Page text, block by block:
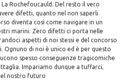
Rochefoucauld. Del resto il vero
difetti, quanto nel non saperli
diventa così come navigare in un
marini. Zero difetti ci porta nelle
aspetti di noi stessi e del concorso
Ognuno di noi è unico ed è per questo
spesso conseguenze tragicomiche
Impariamo dunque a tuffarci,
nostro futuro